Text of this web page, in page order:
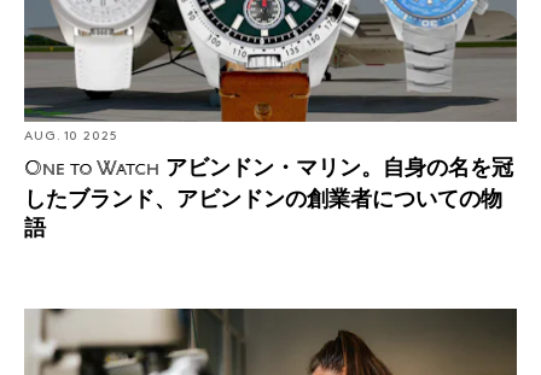
AUG. 10 2025
One to Watch アビンドン・マリン。自身の名を冠
したブランド、アビンドンの創業者についての物
語
独立時計師アカデミー（AHCI）唯一の女性会員候補、シ
ョーナ・テーヌ